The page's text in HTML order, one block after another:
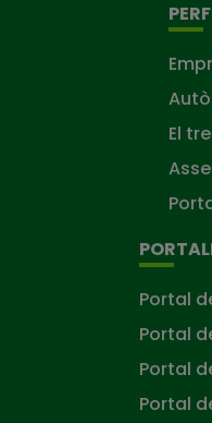
El
Portal
Portal
Portal
Portal